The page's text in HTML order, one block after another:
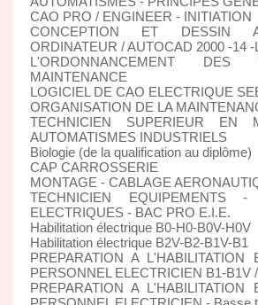
CAO PRO / ENGINEER - INITIATION
CONCEPTION ET DESSIN
ORDINATEUR / AUTOCAD 2000 -14 -
L'ORDONNANCEMENT DES
MAINTENANCE
LOGICIEL DE CAO ELECTRIQUE
ORGANISATION DE LA
TECHNICIEN SUPERIEUR EN
AUTOMATISMES INDUSTRIELS
Biologie (de la qualification au diplôme)
CAP CARROSSERIE
MONTAGE - CABLAGE
TECHNICIEN EQUIPEMENTS -
ELECTRIQUES - BAC PRO E.I.E.
Habilitation électrique B0-H0-B0V-H0V
Habilitation électrique B2V-B2-B1V-B1
PREPARATION A L'HABILITATION
PERSONNEL ELECTRICIEN B1-B1V
PREPARATION A L'HABILITATION